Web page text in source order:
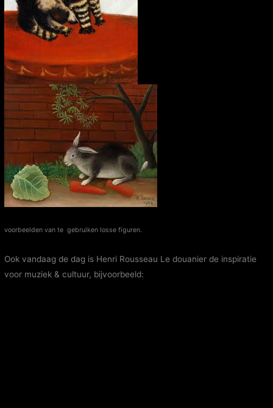
voorbeelden van te gebruiken losse figuren.
Ook vandaag de dag is Henri Rousseau Le douanier de inspiratie
voor muziek & cultuur, bijvoorbeeld: